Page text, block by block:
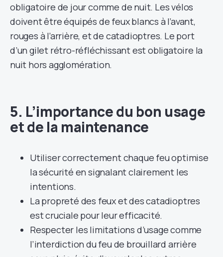
obligatoire de jour comme de nuit. Les vélos
doivent être équipés de feux blancs à l’avant,
rouges à l’arrière, et de catadioptres. Le port
d’un gilet rétro-réfléchissant est obligatoire la
nuit hors agglomération.
5. L’importance du bon usage
et de la maintenance
Utiliser correctement chaque feu optimise
la sécurité en signalant clairement les
intentions.
La propreté des feux et des catadioptres
est cruciale pour leur efficacité.
Respecter les limitations d’usage comme
l’interdiction du feu de brouillard arrière